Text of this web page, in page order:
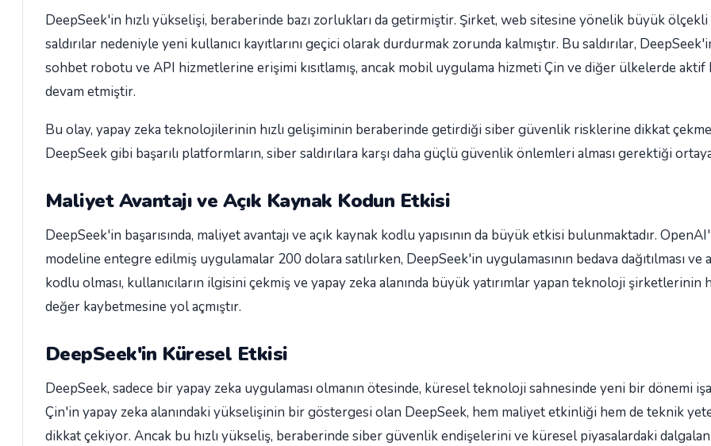
DeepSeek'in hızlı yükselişi, beraberinde bazı zorlukları da getirmiştir. Şirket, web sitesine yönelik büyük
saldırılar nedeniyle yeni kullanıcı kayıtlarını geçici olarak durdurmak zorunda kalmıştır. Bu saldırılar,
sohbet robotu ve API hizmetlerine erişimi kısıtlamış, ancak mobil uygulama hizmeti Çin ve diğer ülkelerde aktif
devam etmiştir.
Bu olay, yapay zeka teknolojilerinin hızlı gelişiminin beraberinde getirdiği siber güvenlik risklerine dikkat
DeepSeek gibi başarılı platformların, siber saldırılara karşı daha güçlü güvenlik önlemleri alması gerektiği ortaya
Maliyet Avantajı ve Açık Kaynak Kodun Etkisi
DeepSeek'in başarısında, maliyet avantajı ve açık kaynak kodlu yapısının da büyük etkisi bulunmaktadır.
modeline entegre edilmiş uygulamalar 200 dolara satılırken, DeepSeek'in uygulamasının bedava dağıtılması ve
kodlu olması, kullanıcıların ilgisini çekmiş ve yapay zeka alanında büyük yatırımlar yapan teknoloji şirketlerinin
değer kaybetmesine yol açmıştır.
DeepSeek'in Küresel Etkisi
DeepSeek, sadece bir yapay zeka uygulaması olmanın ötesinde, küresel teknoloji sahnesinde yeni bir dönemi
Çin'in yapay zeka alanındaki yükselişinin bir göstergesi olan DeepSeek, hem maliyet etkinliği hem de teknik
dikkat çekiyor. Ancak bu hızlı yükseliş, beraberinde siber güvenlik endişelerini ve küresel piyasalardaki